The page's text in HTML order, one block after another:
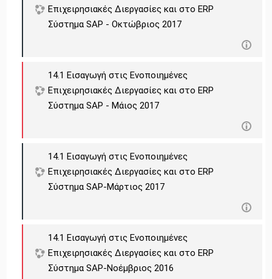
Επιχειρησιακές Διεργασίες και στο ERP
Σύστημα SAP - Οκτώβριος 2017
14.1 Εισαγωγή στις Ενοποιημένες
Επιχειρησιακές Διεργασίες και στο ERP
Σύστημα SAP - Μάιος 2017
14.1 Εισαγωγή στις Ενοποιημένες
Επιχειρησιακές Διεργασίες και στο ERP
Σύστημα SAP-Μάρτιος 2017
14.1 Εισαγωγή στις Ενοποιημένες
Επιχειρησιακές Διεργασίες και στο ERP
Σύστημα SAP-Νοέμβριος 2016